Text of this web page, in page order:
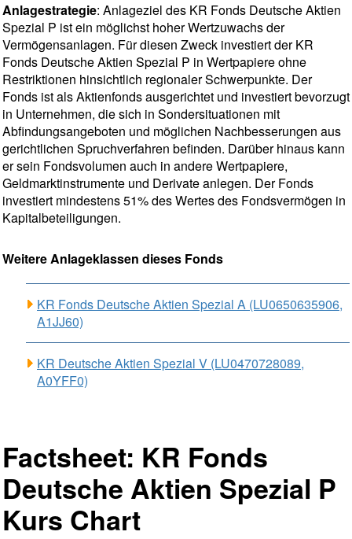
Anlagestrategie: Anlageziel des KR Fonds Deutsche Aktien
Spezial P ist ein möglichst hoher Wertzuwachs der
Vermögensanlagen. Für diesen Zweck investiert der KR
Fonds Deutsche Aktien Spezial P in Wertpapiere ohne
Restriktionen hinsichtlich regionaler Schwerpunkte. Der
Fonds ist als Aktienfonds ausgerichtet und investiert bevorzugt
in Unternehmen, die sich in Sondersituationen mit
Abfindungsangeboten und möglichen Nachbesserungen aus
gerichtlichen Spruchverfahren befinden. Darüber hinaus kann
er sein Fondsvolumen auch in andere Wertpapiere,
Geldmarktinstrumente und Derivate anlegen. Der Fonds
investiert mindestens 51% des Wertes des Fondsvermögen in
Kapitalbeteiligungen.
Weitere Anlageklassen dieses Fonds
KR Fonds Deutsche Aktien Spezial A (LU0650635906,
A1JJ60)
KR Deutsche Aktien Spezial V (LU0470728089,
A0YFF0)
Factsheet: KR Fonds
Deutsche Aktien Spezial P
Kurs Chart